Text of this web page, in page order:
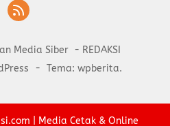
Media Siber
REDAKSI
- Tema: wpberita.
| Media Cetak & Online